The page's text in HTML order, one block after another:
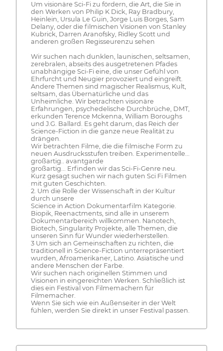
Um visionäre Sci-Fi zu fördern, die Art, die Sie in
den Werken von Philip K Dick, Ray Bradbury,
Heinlein, Ursula Le Guin, Jorge Luis Borges, Sam
Delany, oder die filmischen Visionen von Stanley
Kubrick, Darren Aranofsky, Ridley Scott und
anderen großen Regisseurenzu sehen
Wir suchen nach dunklen, launischen, seltsamen,
zerebralen, abseits des ausgetretenen Pfades
unabhängige Sci-Fi eine, die unser Gefühl von
Ehrfurcht und Neugier provoziert und eingreift.
Andere Themen sind magischer Realismus, Kult,
seltsam, das Übernatürliche und das
Unheimliche. Wir betrachten visionäre
Erfahrungen, psychedelische Durchbrüche, DMT,
erkunden Terence Mckenna, William Boroughs
und J.G. Ballard. Es geht darum, das Reich der
Science-Fiction in die ganze neue Realität zu
drängen.
Wir betrachten Filme, die die filmische Form zu
neuen Ausdrucksstufen treiben. Experimentelle...
großartig.. avantgarde
großartig... Erfinden wir das Sci-Fi-Genre neu.
Kurz gesagt suchen wir nach guten Sci Fi Filmen
mit guten Geschichten.
2. Um die Rolle der Wissenschaft in der Kultur
durch unsere
Science in Action Dokumentarfilm Kategorie.
Biopik, Reenactments, sind alle in unserem
Dokumentarbereich willkommen. Nanotech,
Biotech, Singularity Projekte, alle Themen, die
unseren Sinn für Wunder wiederherstellen.
3 Um sich an Gemeinschaften zu richten, die
traditionell in Science-Fiction unterrepräsentiert
wurden, Afroamerikaner, Latino. Asiatische und
andere Menschen der Farbe.
Wir suchen nach originellen Stimmen und
Visionen in eingereichten Werken. Schließlich ist
dies ein Festival von Filmemachern für
Filmemacher.
Wenn Sie sich wie ein Außenseiter in der Welt
fühlen, werden Sie direkt in unser Festival passen.